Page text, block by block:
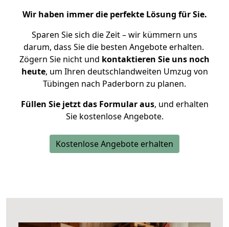
Wir haben immer die perfekte Lösung für Sie.
Sparen Sie sich die Zeit – wir kümmern uns
darum, dass Sie die besten Angebote erhalten.
Zögern Sie nicht und kontaktieren Sie uns noch
heute, um Ihren deutschlandweiten Umzug von
Tübingen nach Paderborn zu planen.
Füllen Sie jetzt das Formular aus, und erhalten
Sie kostenlose Angebote.
Kostenlose Angebote erhalten